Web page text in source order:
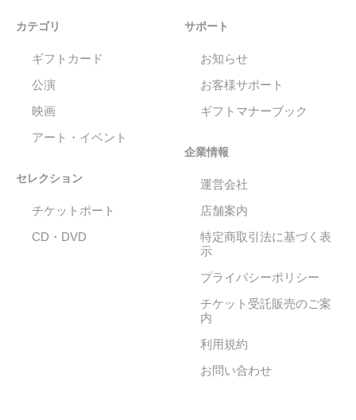
カテゴリ
ギフトカード
公演
映画
アート・イベント
セレクション
チケットポート
CD・DVD
サポート
お知らせ
お客様サポート
ギフトマナーブック
企業情報
運営会社
店舗案内
特定商取引法に基づく表
示
プライバシーポリシー
チケット受託販売のご案
内
利用規約
お問い合わせ